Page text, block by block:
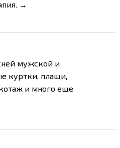
→
мужской и
куртки, плащи,
и много еще